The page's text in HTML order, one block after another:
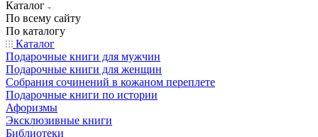
Каталог
По всему сайту
По каталогу
Каталог
Подарочные книги для мужчин
Подарочные книги для женщин
Собрания сочинений в кожаном переплете
Подарочные книги по истории
Афоризмы
Эксклюзивные книги
Библиотеки